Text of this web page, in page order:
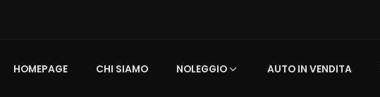
HOMEPAGE CHI SIAMO NOLEGGIO AUTO IN VENDITA